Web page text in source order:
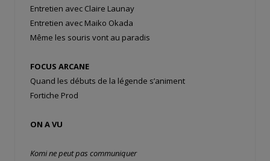
Entretien avec Claire Launay
Entretien avec Maiko Okada
Même les souris vont au paradis
FOCUS ARCANE
Quand les débuts de la légende s’animent
Fortiche Prod
ON A VU
Komi ne peut pas communiquer